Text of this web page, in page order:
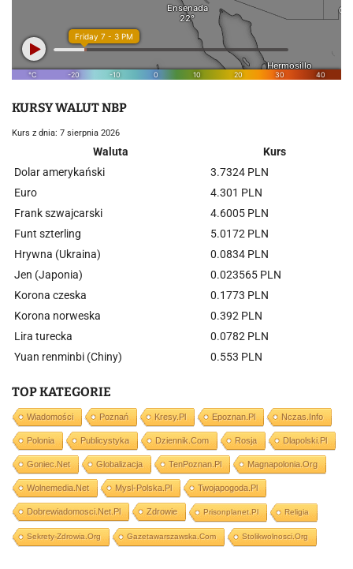
KURSY WALUT NBP
Kurs z dnia: 7 sierpnia 2026
Waluta
Kurs
Dolar amerykański
3.7324 PLN
Euro
4.301 PLN
Frank szwajcarski
4.6005 PLN
Funt szterling
5.0172 PLN
Hrywna (Ukraina)
0.0834 PLN
Jen (Japonia)
0.023565 PLN
Korona czeska
0.1773 PLN
Korona norweska
0.392 PLN
Lira turecka
0.0782 PLN
Yuan renminbi (Chiny)
0.553 PLN
TOP KATEGORIE
Wiadomości Poznań Kresy.pl Epoznan.pl Nczas.info
Polonia Publicystyka Dziennik.com Rosja Dlapolski.pl
Goniec.net Globalizacja TenPoznan.pl Magnapolonia.org
Wolnemedia.net Mysl-Polska.pl Twojapogoda.pl
Dobrewiadomosci.net.pl Zdrowie Prisonplanet.pl Religia
Sekrety-Zdrowia.org Gazetawarszawska.com Stolikwolnosci.org